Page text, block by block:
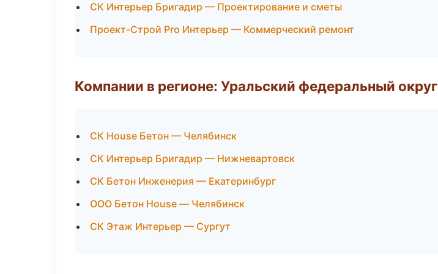
СК Интерьер Бригадир — Проектирование и сметы
Проект-Строй Pro Интерьер — Коммерческий ремонт
Компании в регионе: Уральский федеральный округ
СК House Бетон — Челябинск
СК Интерьер Бригадир — Нижневартовск
СК Бетон Инженерия — Екатеринбург
ООО Бетон House — Челябинск
СК Этаж Интерьер — Сургут